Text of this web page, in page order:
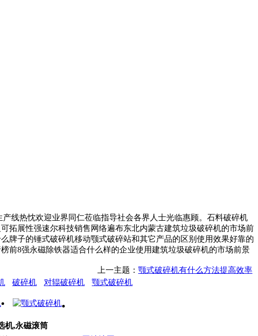
线热忱欢迎业界同仁莅临指导社会各界人士光临惠顾。石料破碎机
拓展性强速尔科技销售网络遍布东北内蒙古建筑垃圾破碎机的市场前
牌子的锤式破碎机移动颚式破碎站和其它产品的区别使用效果好靠的
前8强永磁除铁器适合什么样的企业使用建筑垃圾破碎机的市场前景
上一主题： 颚式破碎机有什么方法提高效率
破碎机 对辊破碎机 颚式破碎机
机,永磁滚筒